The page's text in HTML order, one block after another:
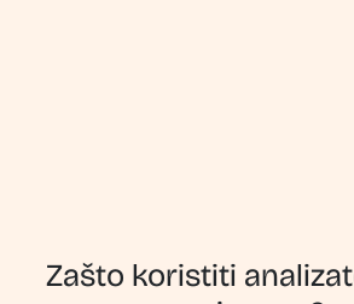
Zašto koristiti